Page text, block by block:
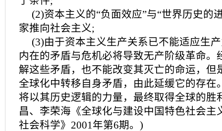
(2)资本主义的“负面效应”与“世界历史的
家推向社会主义;
(3)由于资本主义生产关系已不能适应生
内在的矛盾与危机必将导致无产阶级革命。
解这些矛盾，也不能改变其灭亡的命运，但
全球化中转移自身矛盾，由此延缓它的存在
将以其历史逻辑的力量，最终取得全球的胜
昌、李荣海《全球化与建设中国特色社会主
社会科学》2001年第6期。)